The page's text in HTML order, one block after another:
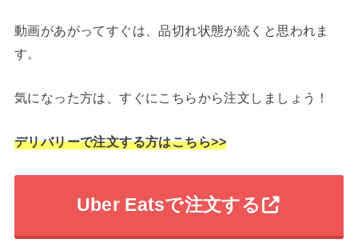
動画があがってすぐは、品切れ状態が続くと思われま
す。
気になった方は、すぐにこちらから注文しましょう！
デリバリーで注文する方はこちら>>
Uber Eatsで注文する